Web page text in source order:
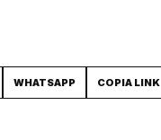
WHATSAPP COPIA LINK